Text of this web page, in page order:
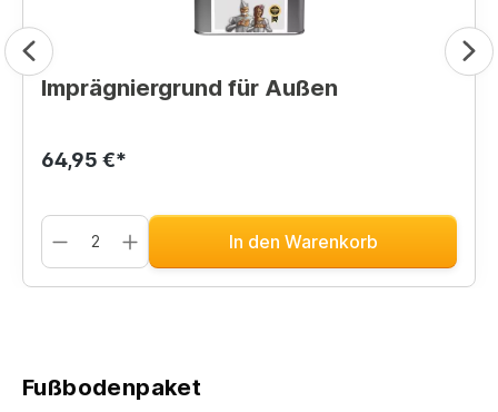
Imprägniergrund für Außen
64,95 €*
In den Warenkorb
Fußbodenpaket